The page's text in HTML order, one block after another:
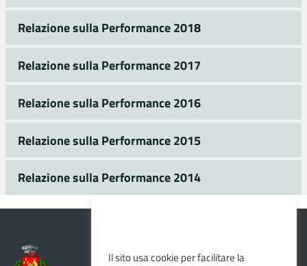
Relazione sulla Performance 2018
Relazione sulla Performance 2017
Relazione sulla Performance 2016
Relazione sulla Performance 2015
Relazione sulla Performance 2014
Il sito usa cookie per facilitare la